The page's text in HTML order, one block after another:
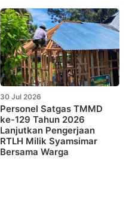
30 Jul 2026
Personel Satgas TMMD
ke-129 Tahun 2026
Lanjutkan Pengerjaan
RTLH Milik Syamsimar
Bersama Warga